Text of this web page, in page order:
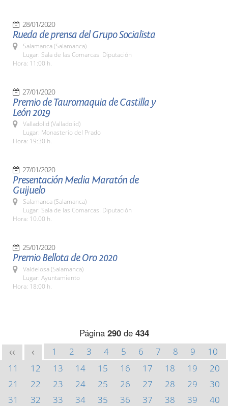
28/01/2020
Rueda de prensa del Grupo Socialista
Salamanca (Salamanca)
Lugar: Sala de las Comarcas. Diputación
Hora: 11:00 h.
27/01/2020
Premio de Tauromaquia de Castilla y
León 2019
Valladolid (Valladolid)
Lugar: Monasterio del Prado
Hora: 19:30 h.
27/01/2020
Presentación Media Maratón de
Guijuelo
Salamanca (Salamanca)
Lugar: Sala de las Comarcas. Diputación
Hora: 10.00 h.
25/01/2020
Premio Bellota de Oro 2020
Valdelosa (Salamanca)
Lugar: Ayuntamiento
Hora: 18:00 h.
Página 290de 434
<< < 1 2 3 4 5 6 7 8 9
10
11
12 13 14 15 16 17 18 19
20
21
22 23 24 25 26 27 28 29
30
31
32 33 34 35 36 37 38 39
40